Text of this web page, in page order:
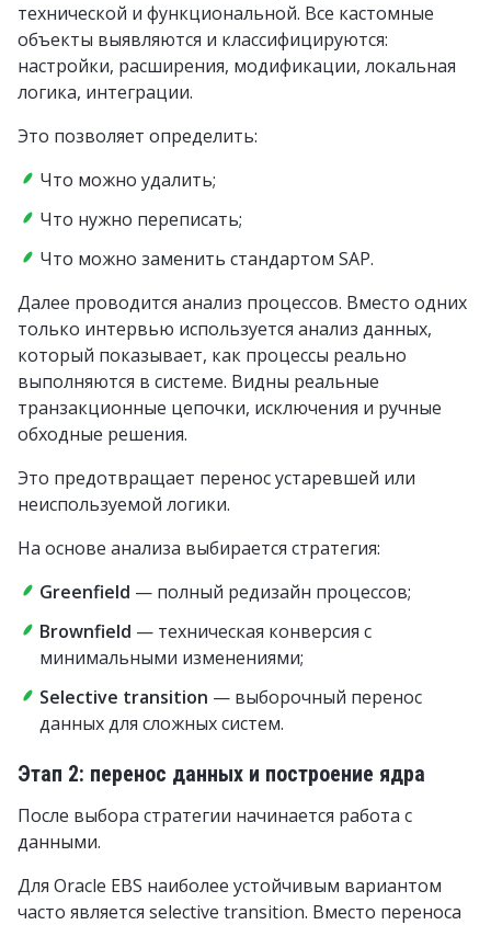
технической и функциональной. Все кастомные
объекты выявляются и классифицируются:
настройки, расширения, модификации, локальная
логика, интеграции.
Это позволяет определить:
Что можно удалить;
Что нужно переписать;
Что можно заменить стандартом SAP.
Далее проводится анализ процессов. Вместо одних
только интервью используется анализ данных,
который показывает, как процессы реально
выполняются в системе. Видны реальные
транзакционные цепочки, исключения и ручные
обходные решения.
Это предотвращает перенос устаревшей или
неиспользуемой логики.
На основе анализа выбирается стратегия:
Greenfield — полный редизайн процессов;
Brownfield — техническая конверсия с
минимальными изменениями;
Selective transition — выборочный перенос
данных для сложных систем.
Этап 2: перенос данных и построение ядра
После выбора стратегии начинается работа с
данными.
Для Oracle EBS наиболее устойчивым вариантом
часто является selective transition. Вместо переноса